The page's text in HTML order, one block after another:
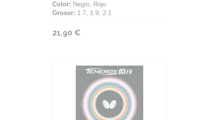
Color: Negro, Rojo
Grosor: 1.7, 1.9, 2.1
21,90 €